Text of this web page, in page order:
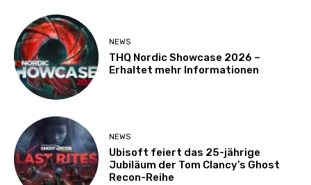
NEWS
THQ Nordic Showcase 2026 –
Erhaltet mehr Informationen
NEWS
Ubisoft feiert das 25-jährige
Jubiläum der Tom Clancy’s Ghost
Recon-Reihe